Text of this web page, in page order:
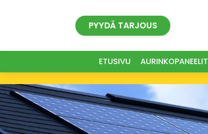
PYYDÄ TARJOUS
ETUSIVU AURINKOPANEELIT